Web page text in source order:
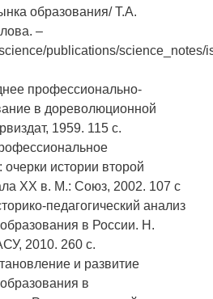
образования/ Т.А.
–
publications/science_notes/
профессионально-
в дореволюционной
1959. 115 с.
истории второй
XX в. М.: Союз, 2002. 107 с
педагогический анализ
в России. Н.
2010. 260 с.
и развитие
в